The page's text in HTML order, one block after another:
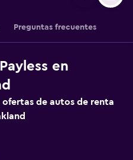
Preguntas frecuentes
en
de autos de renta